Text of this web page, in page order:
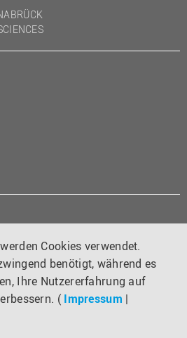
Cookies verwendet.
benötigt, während es
Ihre Nutzererfahrung auf
( Impressum |
Facebook